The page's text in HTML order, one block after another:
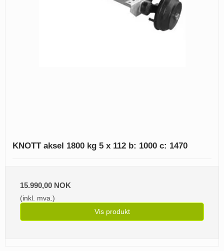
KNOTT aksel 1800 kg 5 x 112 b: 1000 c: 1470
15.990,00 NOK
(inkl. mva.)
Vis produkt